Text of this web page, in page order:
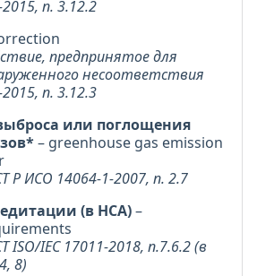
п. 3.12.2
предпринятое для
несоответствия
п. 3.12.3
или поглощения
– greenhouse gas emission
Р ИСО 14064-1-2007, п. 2.7
(в НСА)–
ISO/IEC 17011-2018, п.7.6.2 (в
8)